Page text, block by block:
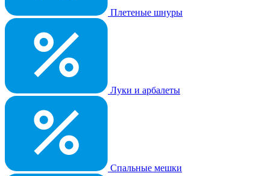
Плетеные шнуры
Луки и арбалеты
Спальные мешки